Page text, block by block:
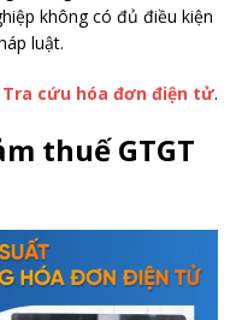
không có đủ điều kiện
luật.
Tra cứu hóa đơn điện tử.
thuế GTGT